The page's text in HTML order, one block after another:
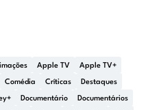
Apple TV Apple TV+
Comédia Críticas Destaques
Documentário Documentários